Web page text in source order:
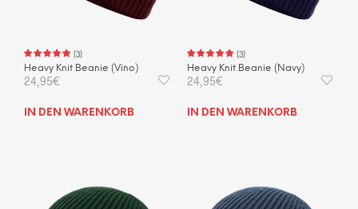
(3)
Heavy Knit Beanie (Vino)
24,95€
IN DEN WARENKORB
(3)
Heavy Knit Beanie (Navy)
24,95€
IN DEN WARENKORB